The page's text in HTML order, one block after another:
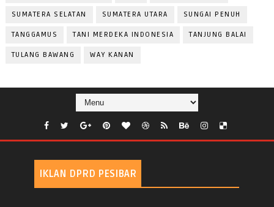
SUMATERA SELATAN SUMATERA UTARA SUNGAI PENUH
TANGGAMUS TANI MERDEKA INDONESIA TANJUNG BALAI
TULANG BAWANG WAY KANAN
IKLAN DPRD PESIBAR